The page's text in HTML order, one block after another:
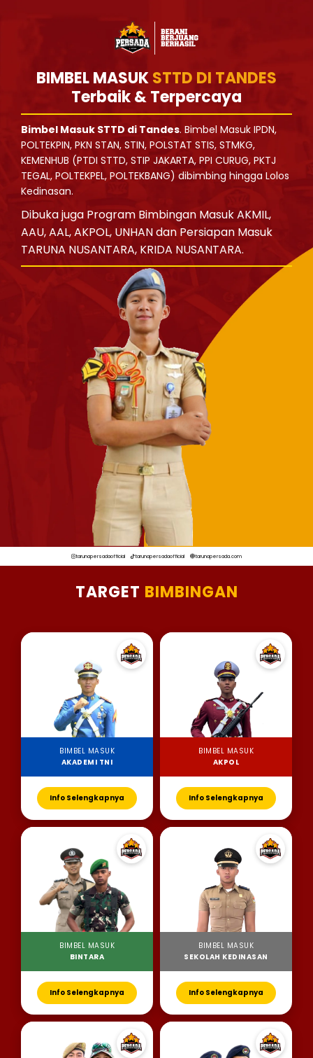
BIMBEL MASUKSTTD DI TANDES
Terbaik & Terpercaya
Bimbel Masuk STTD di Tandes. Bimbel Masuk IPDN,
POLTEKPIN, PKN STAN, STIN, POLSTAT STIS, STMKG,
KEMENHUB (PTDI STTD, STIP JAKARTA, PPI CURUG, PKTJ
TEGAL, POLTEKPEL, POLTEKBANG) dibimbing hingga Lolos
Kedinasan.
Dibuka juga Program Bimbingan Masuk AKMIL,
AAU, AAL, AKPOL, UNHAN dan Persiapan Masuk
TARUNA NUSANTARA, KRIDA NUSANTARA.
tarunapersadaofficial tarunapersadaofficial tarunapersada.com
TARGET BIMBINGAN
BIMBEL MASUK
AKADEMI TNI
Info Selengkapnya
BIMBEL MASUK
AKPOL
Info Selengkapnya
BIMBEL MASUK
BINTARA
Info Selengkapnya
BIMBEL MASUK
SEKOLAH KEDINASAN
Info Selengkapnya